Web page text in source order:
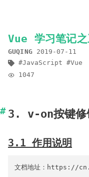
Vue 学习笔记
GUQING
2019-07-11
JavaScript
Vue
1047
3. v-on按键修
3.1 作用说明
文档地址：https://